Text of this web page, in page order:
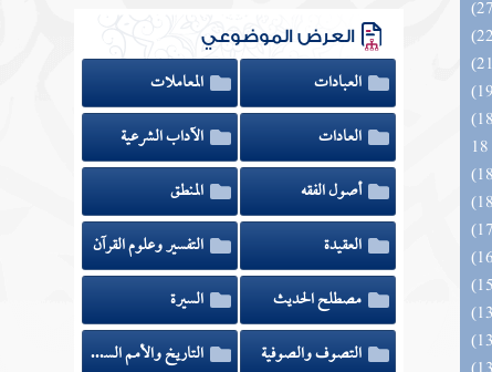
بمسند البزار 10 -
18
العرض الموضوعي
العبادات
المعاملات
العادات
الآداب الشرعية
أصول الفقه
المنطق
العقيدة
التفسير وعلوم القرآن
مصطلح الحديث
السيرة
التصوف والصوفية
التاريخ والأمم السابقة